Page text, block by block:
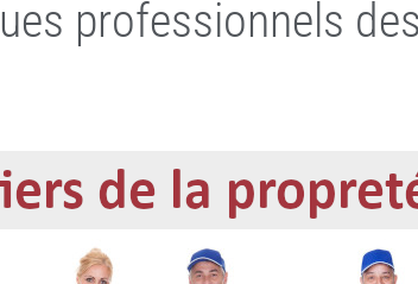
professionnels